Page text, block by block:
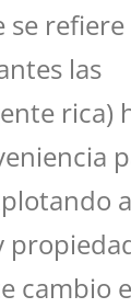
se
las
rica)
cambio